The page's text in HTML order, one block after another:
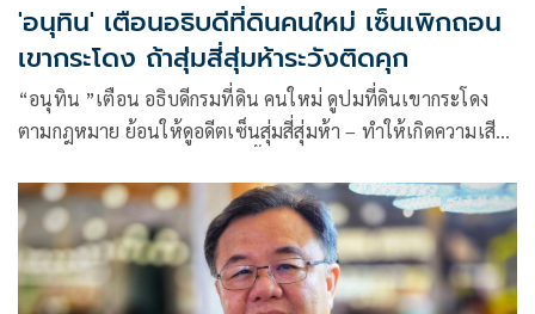
'อนุทิน' เตือนอธิบดีที่ดินคนใหม่ เซ็นเพิกถอน
เขากระโดง ถ้าสุ่มสี่สุ่มห้าระวังติดคุก
“อนุทิน ”เตือน อธิบดีกรมที่ดิน คนใหม่ ดูปมที่ดินเขากระโดง
ตามกฎหมาย ย้อนให้ดูอดีตเซ็นสุ่มสี่สุ่มห้า – ทำให้เกิดความเสีย
ใช้มาตรฐานเดียวกับคดีอัลไพน์ ปัด อธิบดีปภ. ถูกเด้งไม่เกี่ยวเป็น
สายสีน้ำเงิน บอก รู้อยู่เป็นเด็กใคร